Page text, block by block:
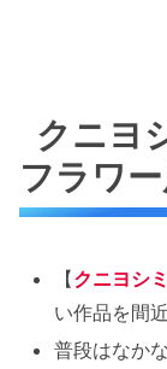
クニヨ
フラワ
【クニヨシ
い作品を間
普段はなか